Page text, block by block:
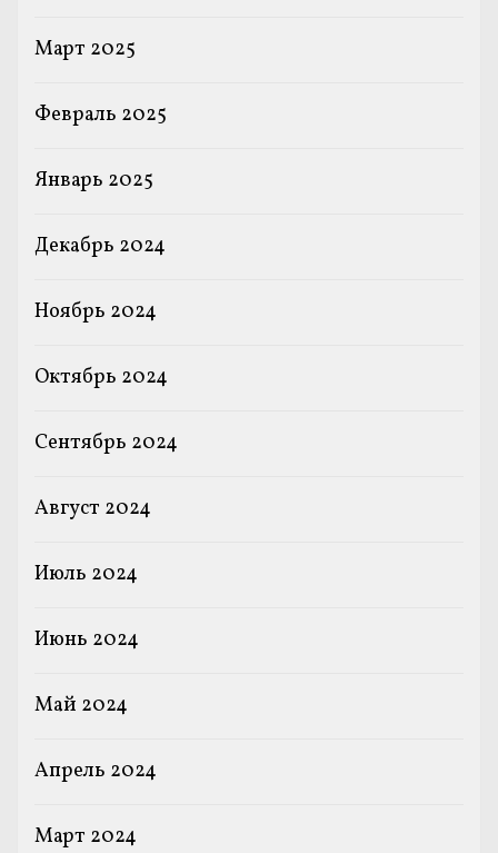
Март 2025
Февраль 2025
Январь 2025
Декабрь 2024
Ноябрь 2024
Октябрь 2024
Сентябрь 2024
Август 2024
Июль 2024
Июнь 2024
Май 2024
Апрель 2024
Март 2024